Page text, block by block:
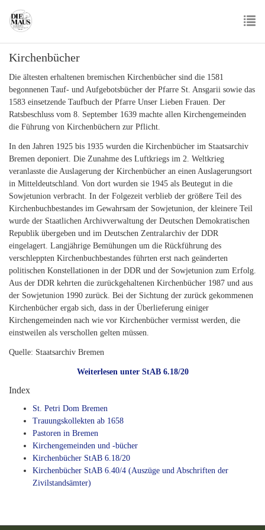
main
Kirchenbücher
Die ältesten erhaltenen bremischen Kirchenbücher sind die 1581
begonnenen Tauf- und Aufgebotsbücher der Pfarre St. Ansgarii sowie das
1583 einsetzende Taufbuch der Pfarre Unser Lieben Frauen. Der
Ratsbeschluss vom 8. September 1639 machte allen Kirchengemeinden
die Führung von Kirchenbüchern zur Pflicht.
In den Jahren 1925 bis 1935 wurden die Kirchenbücher im Staatsarchiv
Bremen deponiert. Die Zunahme des Luftkriegs im 2. Weltkrieg
veranlasste die Auslagerung der Kirchenbücher an einen Auslagerungsort
in Mitteldeutschland. Von dort wurden sie 1945 als Beutegut in die
Sowjetunion verbracht. In der Folgezeit verblieb der größere Teil des
Kirchenbuchbestandes im Gewahrsam der Sowjetunion, der kleinere Teil
wurde der Staatlichen Archivverwaltung der Deutschen Demokratischen
Republik übergeben und im Deutschen Zentralarchiv der DDR
eingelagert. Langjährige Bemühungen um die Rückführung des
verschleppten Kirchenbuchbestandes führten erst nach geänderten
politischen Konstellationen in der DDR und der Sowjetunion zum Erfolg.
Aus der DDR kehrten die zurückgehaltenen Kirchenbücher 1987 und aus
der Sowjetunion 1990 zurück. Bei der Sichtung der zurück gekommenen
Kirchenbücher ergab sich, dass in der Überlieferung einiger
Kirchengemeinden nach wie vor Kirchenbücher vermisst werden, die
einstweilen als verschollen gelten müssen.
Quelle: Staatsarchiv Bremen
Weiterlesen unter StAB 6.18/20
Index
St. Petri Dom Bremen
Trauungskollekten ab 1658
Pastoren in Bremen
Kirchengemeinden und -bücher
Kirchenbücher StAB 6.18/20
Kirchenbücher StAB 6.40/4 (Auszüge und Abschriften der
Zivilstandsämter)